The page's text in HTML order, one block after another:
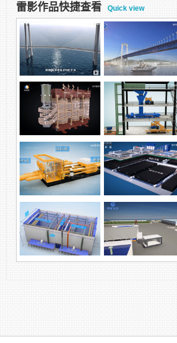
雷影作品快捷查看 Quick view
跨海大桥混凝土涂装方
案，防腐方案
五峰山长江大桥除湿演
示动画
徐州变压器模型展示 三
维设备拆分动画
浓浆泵业废物处理
柱塞泵环保产品 自动化科技，煤矿领域